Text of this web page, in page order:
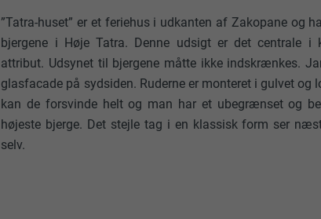
”Tatra-huset” er et feriehus i udkanten af Zakopane og
bjergene i Høje Tatra. Denne udsigt er det centrale i
attribut. Udsynet til bjergene måtte ikke indskrænkes.
glasfacade på sydsiden. Ruderne er monteret i gulvet og
kan de forsvinde helt og man har et ubegrænset og
højeste bjerge. Det stejle tag i en klassisk form ser
selv.